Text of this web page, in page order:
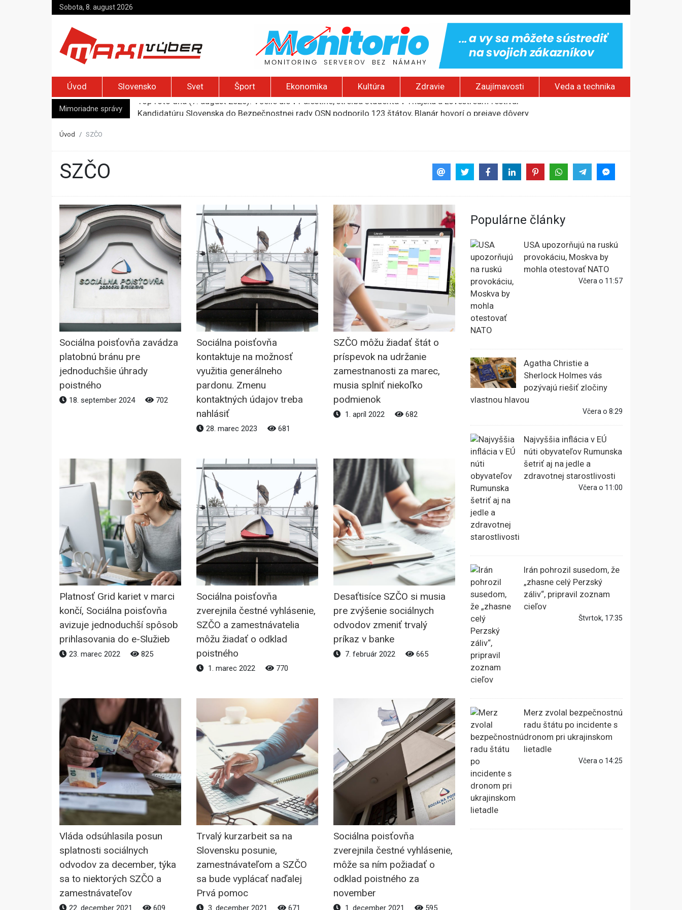
Sobota, 8. august 2026
Úvod Slovensko Svet Šport Ekonomika Kultúra Zdravie Zaujímavosti Veda a technika
Mimoriadne správy
Kandidatúru Slovenska do Bezpečnostnej rady OSN podporilo 123 štátov, Blanár hovorí o prejave dôvery
Úvod SZČO
SZČO
Sociálna poisťovňa zavádza
platobnú bránu pre
jednoduchšie úhrady
poistného
18. september 2024 702
Sociálna poisťovňa
kontaktuje na možnosť
využitia generálneho
pardonu. Zmenu
kontaktných údajov treba
nahlásiť
28. marec 2023 681
SZČO môžu žiadať štát o
príspevok na udržanie
zamestnanosti za marec,
musia splniť niekoľko
podmienok
1. apríl 2022 682
Platnosť Grid kariet v marci
končí, Sociálna poisťovňa
avizuje jednoduchší spôsob
prihlasovania do e-Služieb
23. marec 2022 825
Sociálna poisťovňa
zverejnila čestné vyhlásenie,
SZČO a zamestnávatelia
môžu žiadať o odklad
poistného
1. marec 2022 770
Desaťtisíce SZČO si musia
pre zvýšenie sociálnych
odvodov zmeniť trvalý
príkaz v banke
7. február 2022 665
Vláda odsúhlasila posun
splatnosti sociálnych
odvodov za december, týka
sa to niektorých SZČO a
zamestnávateľov
22. december 2021 609
Trvalý kurzarbeit sa na
Slovensku posunie,
zamestnávateľom a SZČO
sa bude vyplácať naďalej
Prvá pomoc
3. december 2021 671
Sociálna poisťovňa
zverejnila čestné vyhlásenie,
môže sa ním požiadať o
odklad poistného za
november
1. december 2021 595
Populárne články
USA upozorňujú na ruskú
provokáciu, Moskva by
mohla otestovať NATO
Včera o 11:57
Agatha Christie a
Sherlock Holmes vás
pozývajú riešiť zločiny
vlastnou hlavou
Včera o 8:29
Najvyššia inflácia v EÚ
núti obyvateľov Rumunska
šetriť aj na jedle a
zdravotnej starostlivosti
Včera o 11:00
Irán pohrozil susedom, že
„zhasne celý Perzský
záliv“, pripravil zoznam
cieľov
Štvrtok, 17:35
Merz zvolal bezpečnostnú
radu štátu po incidente s
dronom pri ukrajinskom
lietadle
Včera o 14:25